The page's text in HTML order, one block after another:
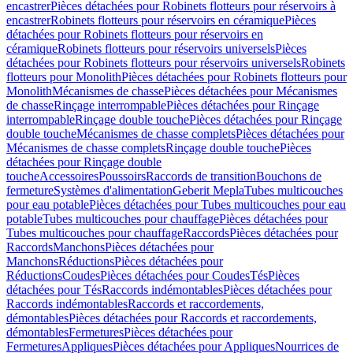
encastrerPièces détachées pour Robinets flotteurs pour réservoirs à
encastrerRobinets flotteurs pour réservoirs en céramiquePièces
détachées pour Robinets flotteurs pour réservoirs en
céramiqueRobinets flotteurs pour réservoirs universelsPièces
détachées pour Robinets flotteurs pour réservoirs universelsRobinets
flotteurs pour MonolithPièces détachées pour Robinets flotteurs pour
MonolithMécanismes de chassePièces détachées pour Mécanismes
de chasseRinçage interrompablePièces détachées pour Rinçage
interrompableRinçage double touchePièces détachées pour Rinçage
double toucheMécanismes de chasse completsPièces détachées pour
Mécanismes de chasse completsRinçage double touchePièces
détachées pour Rinçage double
toucheAccessoiresPoussoirsRaccords de transitionBouchons de
fermetureSystèmes d'alimentationGeberit MeplaTubes multicouches
pour eau potablePièces détachées pour Tubes multicouches pour eau
potableTubes multicouches pour chauffagePièces détachées pour
Tubes multicouches pour chauffageRaccordsPièces détachées pour
RaccordsManchonsPièces détachées pour
ManchonsRéductionsPièces détachées pour
RéductionsCoudesPièces détachées pour CoudesTésPièces
détachées pour TésRaccords indémontablesPièces détachées pour
Raccords indémontablesRaccords et raccordements,
démontablesPièces détachées pour Raccords et raccordements,
démontablesFermeturesPièces détachées pour
FermeturesAppliquesPièces détachées pour AppliquesNourrices de